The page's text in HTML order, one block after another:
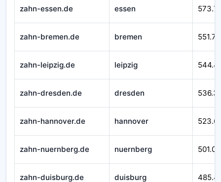
zahn-essen.de essen
zahn-bremen.de bremen
zahn-leipzig.de leipzig
zahn-dresden.de dresden
zahn-hannover.de hannover
zahn-nuernberg.de nuernberg
zahn-duisburg.de duisburg